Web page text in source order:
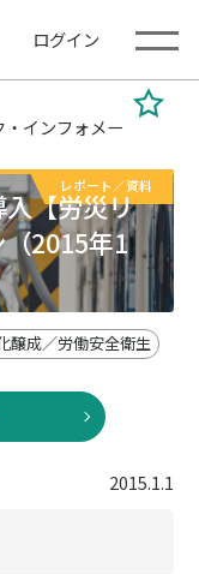
ログイン
インフォメー
レポート／資料
【労災リ
2015年1
醸成／労働安全衛生
2015.1.1